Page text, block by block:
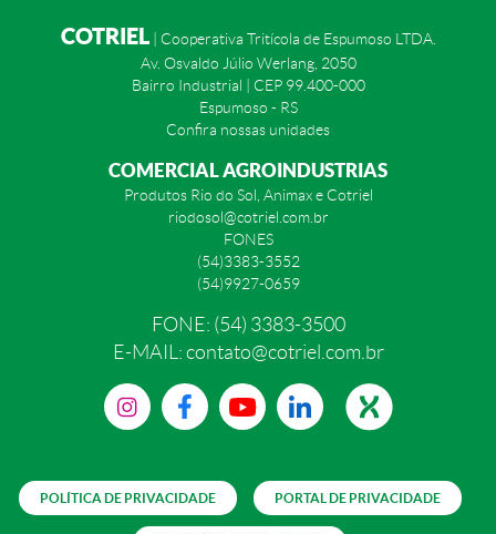
COTRIEL| Cooperativa Tritícola de Espumoso LTDA.
Av. Osvaldo Júlio Werlang, 2050
Bairro Industrial | CEP 99.400-000
Espumoso - RS
Confira nossas unidades
COMERCIAL AGROINDUSTRIAS
Produtos Rio do Sol, Animax e Cotriel
riodosol@cotriel.com.br
FONES
(54)3383-3552
(54)9927-0659
FONE: (54) 3383-3500
E-MAIL: contato@cotriel.com.br
POLÍTICA DE PRIVACIDADE PORTAL DE PRIVACIDADE